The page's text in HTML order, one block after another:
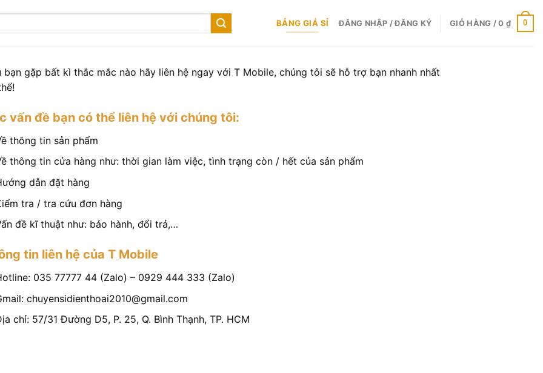
BẢNG GIÁ SỈ ĐĂNG NHẬP / ĐĂNG KÝ GIỎ HÀNG /0 ₫ 0
bạn gặp bất kì thắc mắc nào hãy liên hệ ngay với T Mobile, chúng tôi sẽ hỗ trợ bạn nhanh nhất
vấn đề bạn có thể liên hệ với chúng tôi:
thông tin sản phẩm
thông tin cửa hàng như: thời gian làm việc, tình trạng còn / hết của sản phẩm
dẫn đặt hàng
tra / tra cứu đơn hàng
đề kĩ thuật như: bảo hành, đổi trả,…
tin liên hệ của T Mobile
035 77777 44 (Zalo) – 0929 444 333 (Zalo)
chuyensidienthoai2010@gmail.com
chỉ: 57/31 Đường D5, P. 25, Q. Bình Thạnh, TP. HCM